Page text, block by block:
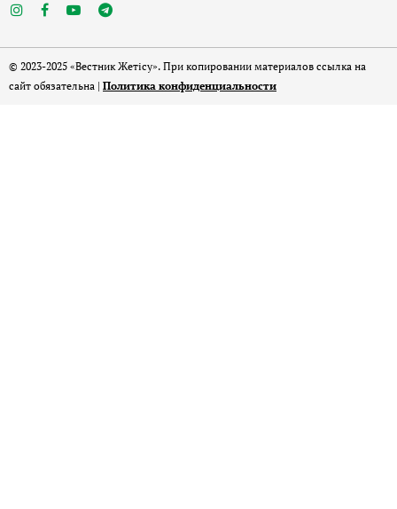
© 2023-2025 «Вестник Жетісу». При копировании материалов ссылка на
сайт обязательна | Политика конфиденциальности